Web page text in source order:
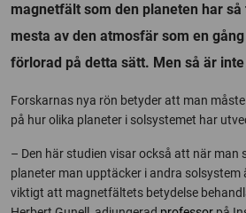
magnetfält som den planeten har
mesta av den atmosfär som en
förlorad på detta sätt. Men så är
Forskarnas nya rön betyder att man
på hur olika planeter i solsystemet har
– Den här studien visar också att när man
planeter man upptäcker i andra solsystem
viktigt att magnetfältets betydelse